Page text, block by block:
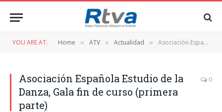
YOU ARE AT: Home » ATV » Actualidad » Asociación Española Estudio de la Danza, Gala fin de curso (primera parte)
Asociación Española Estudio de la
Danza, Gala fin de curso (primera
parte)
0